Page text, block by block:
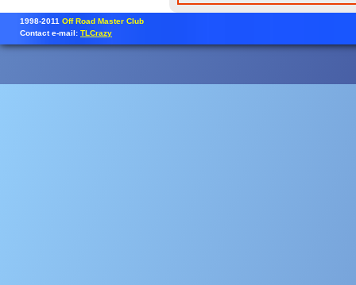
1998-2011 Off Road Master Club
Contact e-mail: TLCrazy